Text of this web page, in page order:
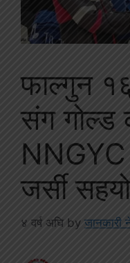
फाल्गुन
संग गोल्ड
NNGYC
जर्सी
४ वर्ष अघि by जानकारी